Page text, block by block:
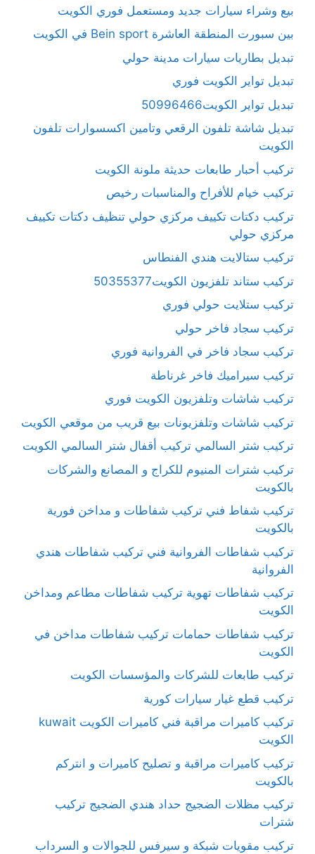
بيع وشراء سيارات جديد ومستعمل فوري الكويت
بين سبورت المنطقة العاشرة Bein sport في الكويت
تبديل بطاريات سيارات مدينة حولي
تبديل تواير الكويت فوري
تبديل تواير الكويت50996466
تبديل شاشة تلفون الرقعي وتامين اكسسوارات تلفون
الكويت
تركيب أحبار طابعات حديثة ملونة الكويت
تركيب خيام للأفراح والمناسبات رخيص
تركيب دكتات تكييف مركزي حولي تنظيف دكتات تكييف
مركزي حولي
تركيب ستالايت هندي الفنطاس
تركيب ستاند تلفزيون الكويت50355377
تركيب ستلايت حولي فوري
تركيب سجاد فاخر حولي
تركيب سجاد فاخر في الفروانية فوري
تركيب سيراميك فاخر غرناطة
تركيب شاشات وتلفزيون الكويت فوري
تركيب شاشات وتلفزيونات بيع قريب من موقعي الكويت
تركيب شتر السالمي تركيب أقفال شتر السالمي الكويت
تركيب شترات المنيوم للكراج و المصانع والشركات
بالكويت
تركيب شفاط فني تركيب شفاطات و مداخن فورية
بالكويت
تركيب شفاطات الفروانية فني تركيب شفاطات هندي
الفروانية
تركيب شفاطات تهوية تركيب شفاطات مطاعم ومداخن
الكويت
تركيب شفاطات حمامات تركيب شفاطات مداخن في
الكويت
تركيب طابعات للشركات والمؤسسات الكويت
تركيب قطع غيار سيارات كورية
تركيب كاميرات مراقبة فني كاميرات الكويت kuwait
الكويت
تركيب كاميرات مراقبة و تصليح كاميرات و انتركم
بالكويت
تركيب مظلات الضجيج حداد هندي الضجيج تركيب
شترات
تركيب مقويات شبكة و سيرفس للجوالات و السرداب